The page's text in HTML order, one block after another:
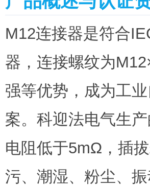
M12连接器是符合
器，连接螺纹为
强等优势，成为工
案。科迎法电气生
电阻低于5mΩ，插
污、潮湿、粉尘、